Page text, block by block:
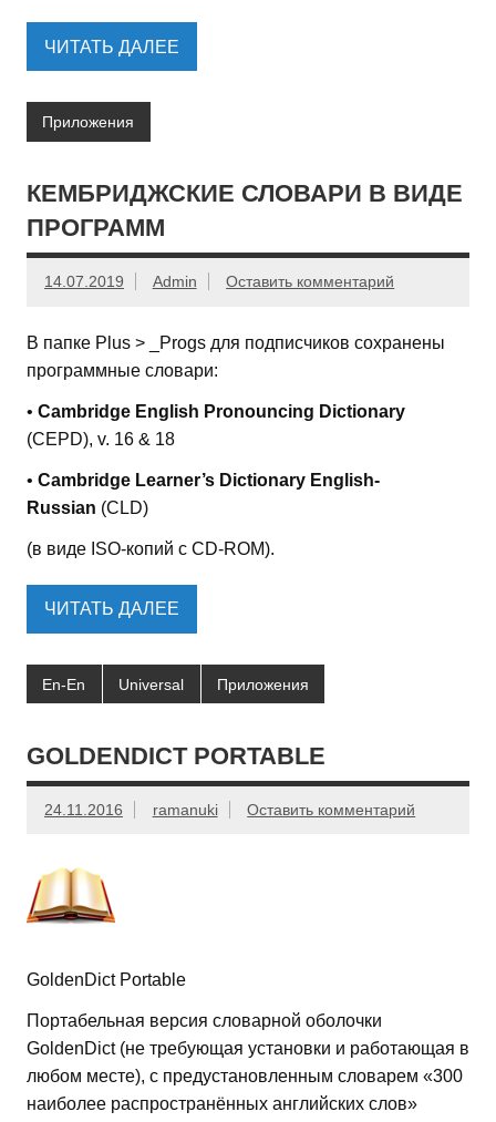
ЧИТАТЬ ДАЛЕЕ
Приложения
КЕМБРИДЖСКИЕ СЛОВАРИ В ВИДЕ
ПРОГРАММ
14.07.2019 Admin Оставить комментарий
В папке Plus > _Progs для подписчиков сохранены
программные словари:
• Cambridge English Pronouncing Dictionary
(CEPD), v. 16 & 18
• Cambridge Learner’s Dictionary English-
Russian (CLD)
(в виде ISO-копий с CD-ROM).
ЧИТАТЬ ДАЛЕЕ
En-En Universal Приложения
GOLDENDICT PORTABLE
24.11.2016 ramanuki Оставить комментарий
GoldenDict Portable
Портабельная версия словарной оболочки
GoldenDict (не требующая установки и работающая в
любом месте), с предустановленным словарем «300
наиболее распространённых английских слов»